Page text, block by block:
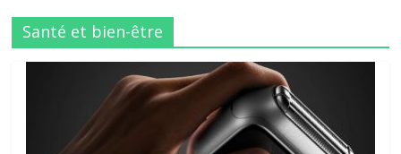
Santé et bien-être